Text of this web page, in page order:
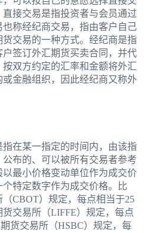
接交易是指投资者与会员通过
称经纪商交易，指由客户自己
交易的一种方式。经纪商是指
签订外汇期货买卖合同，并代
双方约定的汇率和金额将外汇
金融组织，因此经纪商又称外
在某一指定的时间内，由该指
布的、可以被所有交易者参考
最小价格变动单位作为成交价
特定数字作为成交价格。比
CBOT）规定，每点相当于25
交易所（LIFFE）规定，每点
货交易所（HSBC）规定，每